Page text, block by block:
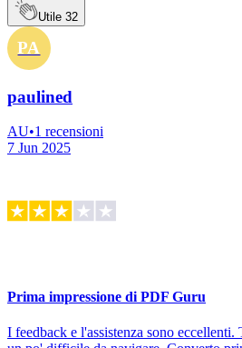
Utile 32
PA
paulined
AU•1 recensioni
7 Jun 2025
Prima impressione di PDF Guru
I feedback e l'assistenza sono